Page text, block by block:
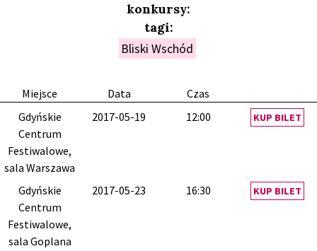
Miejsce Data
Czas
Gdyńskie
Centrum
Festiwalowe,
sala Warszawa
2017-05-19 12:00 KUP BILET
Gdyńskie
Centrum
Festiwalowe,
sala Goplana
2017-05-23 16:30 KUP BILET
konkursy:
tagi:
Bliski Wschód